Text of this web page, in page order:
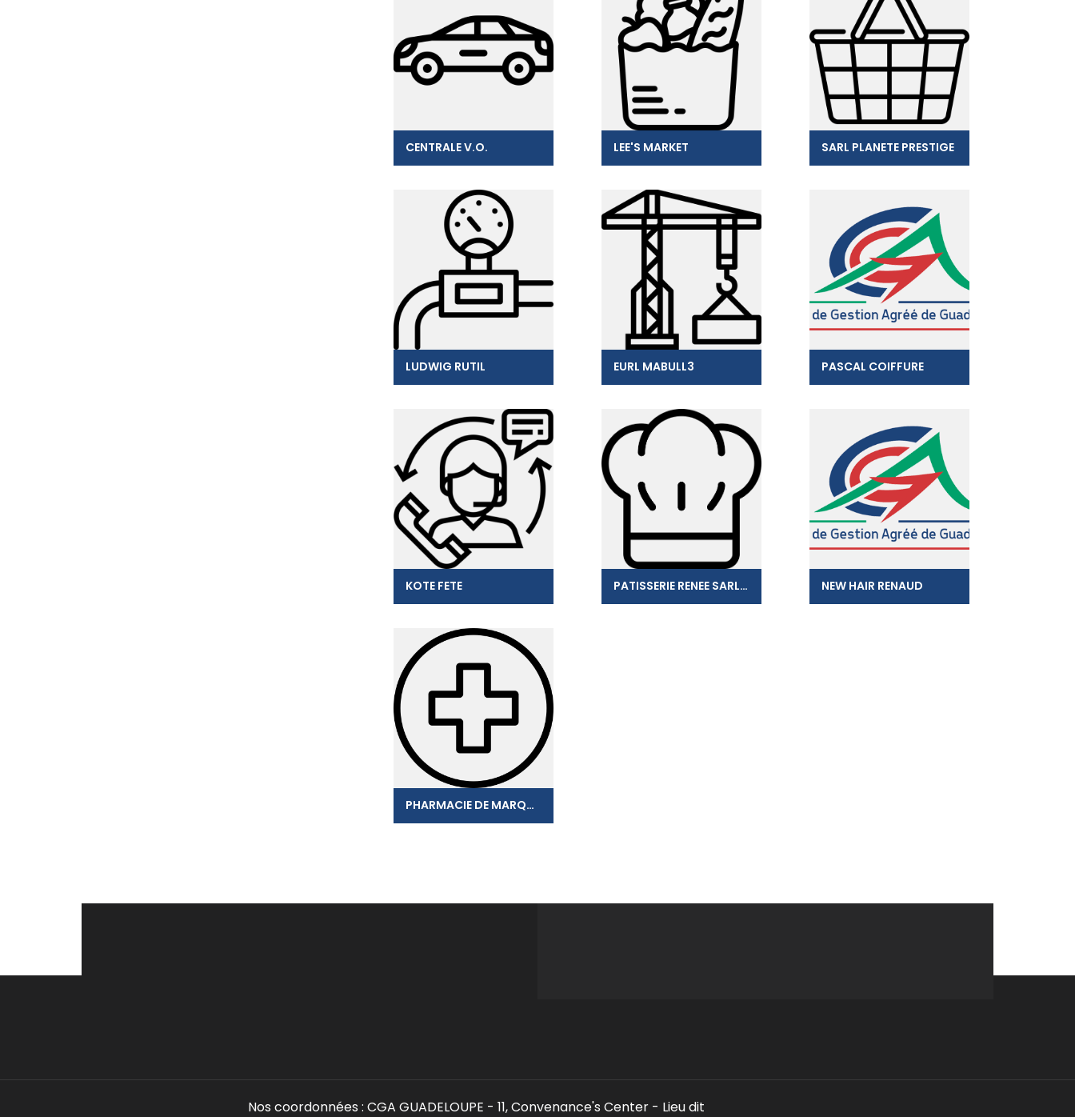
CENTRALE V.O. LEE'S MARKET SARL PLANETE PRESTIGE
LUDWIG RUTIL EURL MABULL3 PASCAL COIFFURE
KOTE FETE PATISSERIE RENEE SARL PRJ NEW HAIR RENAUD
PHARMACIE DE MARQUISAT
Nos coordonnées : CGA GUADELOUPE - 11, Convenance's Center - Lieu dit